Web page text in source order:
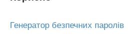
Генератор безпечних паролів